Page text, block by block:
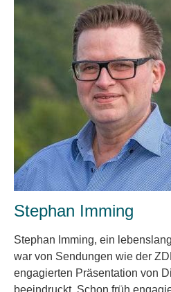
Stephan Imming
Stephan Imming, ein
war von Sendungen wie der
engagierten Präsentation von
beeindruckt. Schon früh